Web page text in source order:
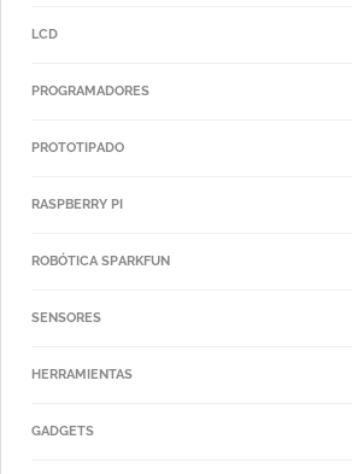
LCD
PROGRAMADORES
PROTOTIPADO
RASPBERRY PI
ROBÓTICA SPARKFUN
SENSORES
HERRAMIENTAS
GADGETS